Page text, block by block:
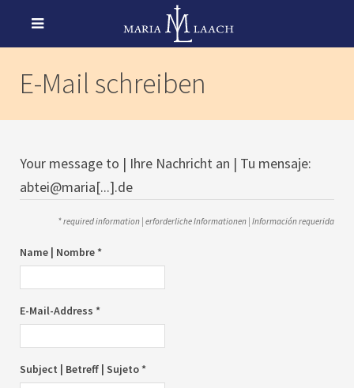
E-Mail schreiben
Your message to | Ihre Nachricht an | Tu mensaje:
abtei@maria[...].de
* required information | erforderliche Informationen | Información requerida
Name | Nombre *
E-Mail-Address *
Subject | Betreff | Sujeto *